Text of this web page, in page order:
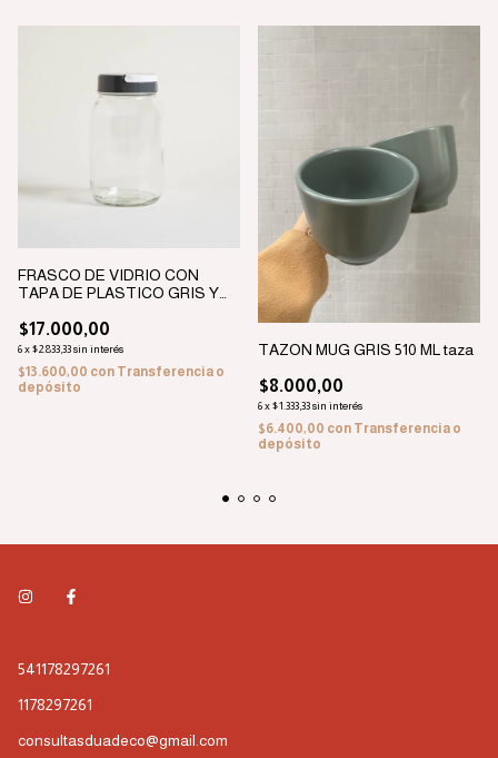
FRASCO DE VIDRIO CON
TAPA DE PLASTICO GRIS Y
$17.000,00
6x$2.833,33sin interés
$13.600,00 con Transferencia o
depósito
TAZON MUG GRIS 510 ML taza
$8.000,00
6x$1.333,33sin interés
$6.400,00 con Transferencia o
depósito
541178297261
1178297261
consultasduadeco@gmail.com